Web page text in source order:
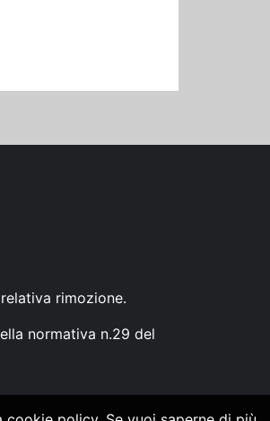
rimozione.
normativa n.29 del